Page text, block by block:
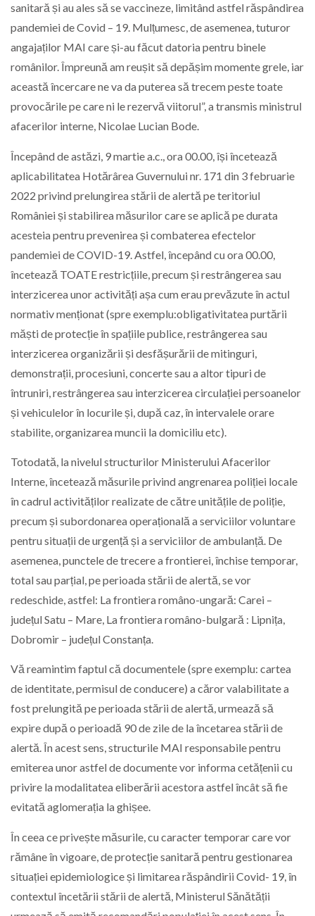
sanitară și au ales să se vaccineze, limitând astfel răspândirea
pandemiei de Covid – 19. Mulțumesc, de asemenea, tuturor
angajaților MAI care și-au făcut datoria pentru binele
românilor. Împreună am reușit să depășim momente grele, iar
această încercare ne va da puterea să trecem peste toate
provocările pe care ni le rezervă viitorul”, a transmis ministrul
afacerilor interne, Nicolae Lucian Bode.
Începând de astăzi, 9 martie a.c., ora 00.00, își încetează
aplicabilitatea Hotărârea Guvernului nr. 171 din 3 februarie
2022 privind prelungirea stării de alertă pe teritoriul
României și stabilirea măsurilor care se aplică pe durata
acesteia pentru prevenirea și combaterea efectelor
pandemiei de COVID-19. Astfel, începând cu ora 00.00,
încetează TOATE restricțiile, precum și restrângerea sau
interzicerea unor activități așa cum erau prevăzute în actul
normativ menționat (spre exemplu:obligativitatea purtării
măști de protecție în spațiile publice, restrângerea sau
interzicerea organizării și desfășurării de mitinguri,
demonstrații, procesiuni, concerte sau a altor tipuri de
întruniri, restrângerea sau interzicerea circulației persoanelor
și vehiculelor în locurile și, după caz, în intervalele orare
stabilite, organizarea muncii la domiciliu etc).
Totodată, la nivelul structurilor Ministerului Afacerilor
Interne, încetează măsurile privind angrenarea poliției locale
în cadrul activităților realizate de către unitățile de poliție,
precum și subordonarea operațională a serviciilor voluntare
pentru situații de urgență și a serviciilor de ambulanță. De
asemenea, punctele de trecere a frontierei, închise temporar,
total sau parțial, pe perioada stării de alertă, se vor
redeschide, astfel: La frontiera româno-ungară: Carei –
județul Satu – Mare, La frontiera româno-bulgară : Lipnița,
Dobromir – județul Constanța.
Vă reamintim faptul că documentele (spre exemplu: cartea
de identitate, permisul de conducere) a căror valabilitate a
fost prelungită pe perioada stării de alertă, urmează să
expire după o perioadă 90 de zile de la încetarea stării de
alertă. În acest sens, structurile MAI responsabile pentru
emiterea unor astfel de documente vor informa cetățenii cu
privire la modalitatea eliberării acestora astfel încât să fie
evitată aglomerația la ghișee.
În ceea ce privește măsurile, cu caracter temporar care vor
rămâne în vigoare, de protecție sanitară pentru gestionarea
situației epidemiologice și limitarea răspândirii Covid- 19, în
contextul încetării stării de alertă, Ministerul Sănătății